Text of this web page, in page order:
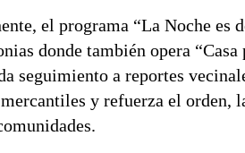
el programa “La Noche es
donde también opera “Casa
seguimiento a reportes
y refuerza el orden,